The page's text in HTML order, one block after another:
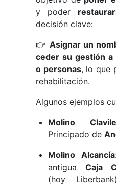
y poder
decisión clave:
👉 Asignar un
ceder su gestión
o personas, lo que
rehabilitación.
Algunos ejemplos
Molino
Principado de
Molino Alcancía
antigua Caja
(hoy